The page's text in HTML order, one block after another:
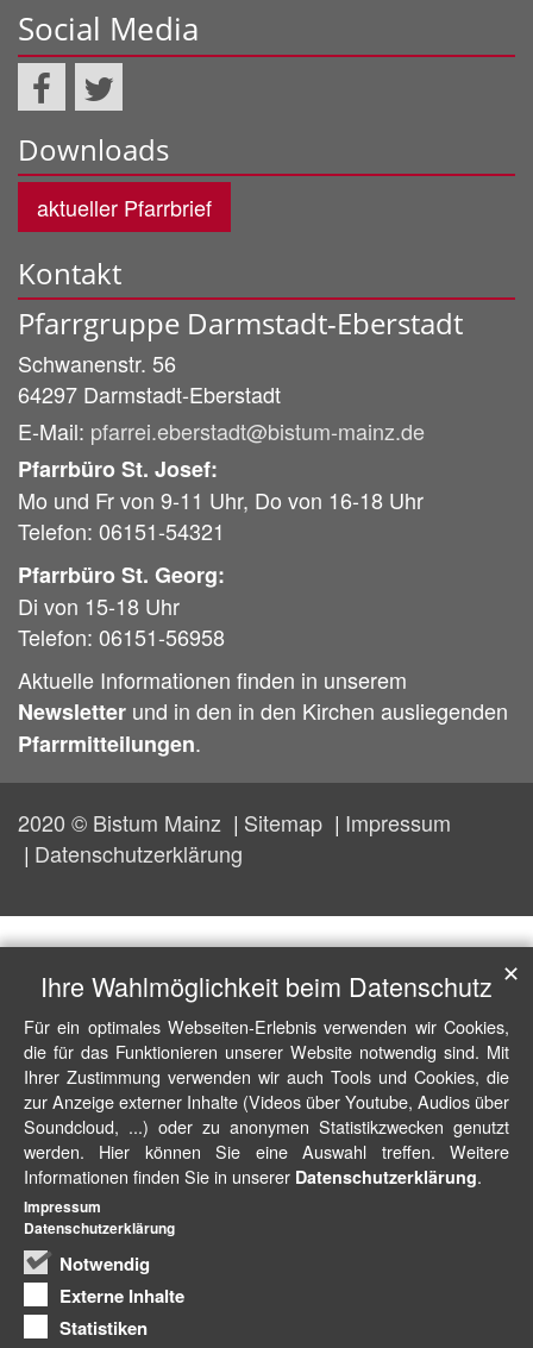
Social Media
Downloads
aktueller Pfarrbrief
Kontakt
Pfarrgruppe Darmstadt-Eberstadt
Schwanenstr. 56
64297 Darmstadt-Eberstadt
E-Mail: pfarrei.eberstadt@bistum-mainz.de
Pfarrbüro St. Josef:
Mo und Fr von 9-11 Uhr, Do von 16-18 Uhr
Telefon: 06151-54321
Pfarrbüro St. Georg:
Di von 15-18 Uhr
Telefon: 06151-56958
Aktuelle Informationen finden in unserem
Newsletter und in den in den Kirchen ausliegenden
Pfarrmitteilungen.
2020 © Bistum Mainz Sitemap
Impressum
Datenschutzerklärung
Ihre Wahlmöglichkeit beim Datenschutz
Für ein optimales Webseiten-Erlebnis verwenden wir Cookies,
die für das Funktionieren unserer Website notwendig sind. Mit
Ihrer Zustimmung verwenden wir auch Tools und Cookies, die
zur Anzeige externer Inhalte (Videos über Youtube, Audios über
Soundcloud, ...) oder zu anonymen Statistikzwecken genutzt
werden. Hier können Sie eine Auswahl treffen. Weitere
Informationen finden Sie in unserer Datenschutzerklärung.
Notwendig
Externe Inhalte
Statistiken
✕
Impressum
Datenschutzerklärung